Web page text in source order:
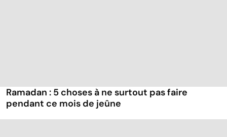
Ramadan : 5 choses à ne surtout pas faire
pendant ce mois de jeûne